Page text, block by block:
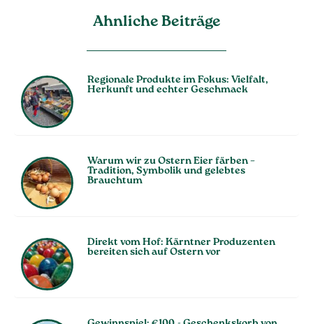
Ahnliche Beiträge
Regionale Produkte im Fokus: Vielfalt,
Herkunft und echter Geschmack
Warum wir zu Ostern Eier färben –
Tradition, Symbolik und gelebtes
Brauchtum
Direkt vom Hof: Kärntner Produzenten
bereiten sich auf Ostern vor